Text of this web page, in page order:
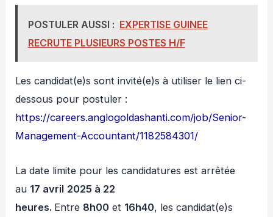
POSTULER AUSSI : EXPERTISE GUINEE
RECRUTE PLUSIEURS POSTES H/F
Les candidat(e)s sont invité(e)s à utiliser le lien ci-
dessous pour postuler :
https://careers.anglogoldashanti.com/job/Senior-
Management-Accountant/1182584301/
La date limite pour les candidatures est arrêtée
au 17 avril 2025 à 22
heures. Entre 8h00 et 16h40, les candidat(e)s